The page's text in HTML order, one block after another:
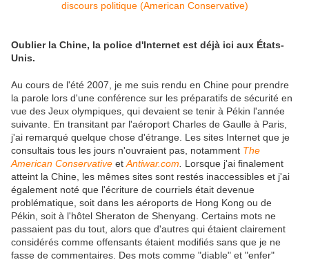
Oublier la Chine, la police d'Internet est déjà ici aux États-
Unis.
Au cours de l'été 2007, je me suis rendu en Chine pour prendre
la parole lors d'une conférence sur les préparatifs de sécurité en
vue des Jeux olympiques, qui devaient se tenir à Pékin l'année
suivante. En transitant par l'aéroport Charles de Gaulle à Paris,
j'ai remarqué quelque chose d'étrange. Les sites Internet que je
consultais tous les jours n'ouvraient pas, notamment The
American Conservative et Antiwar.com
Lorsque j'ai finalement
atteint la Chine, les mêmes sites sont restés inaccessibles et j'ai
également noté que l'écriture de courriels était devenue
problématique, soit dans les aéroports de Hong Kong ou de
Pékin, soit à l'hôtel Sheraton de Shenyang. Certains mots ne
passaient pas du tout, alors que d'autres qui étaient clairement
considérés comme offensants étaient modifiés sans que je ne
fasse de commentaires. Des mots comme "diable" et "enfer"